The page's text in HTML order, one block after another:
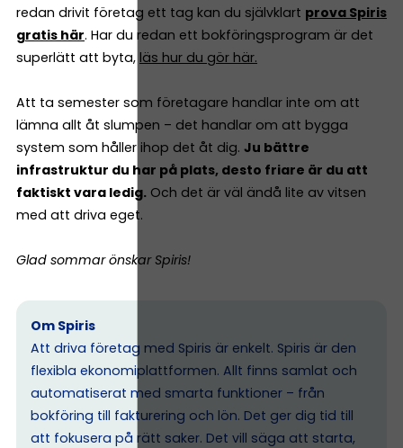
redan drivit företag ett tag kan du självklart prova Spiris
gratis här. Har du redan ett bokföringsprogram är det
superlätt att byta, läs hur du gör här.
Att ta semester som företagare handlar inte om att
lämna allt åt slumpen – det handlar om att bygga
system som håller ihop det åt dig. Ju bättre
infrastruktur du har på plats, desto friare är du att
faktiskt vara ledig. Och det är väl ändå lite av vitsen
med att driva eget.
Glad sommar önskar Spiris!
Om Spiris
Att driva företag med Spiris är enkelt. Spiris är den
flexibla ekonomiplattformen. Allt finns samlat och
automatiserat med smarta funktioner – från
bokföring till fakturering och lön. Det ger dig tid till
att fokusera på rätt saker. Det vill säga att starta,